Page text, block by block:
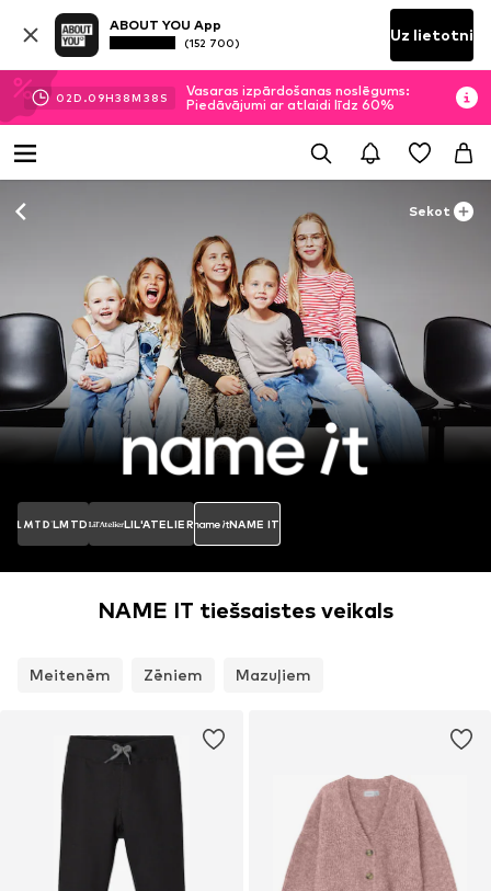
ABOUT YOU App
(152 700) Uz lietotni
02D.09H38M 37 S
Vasaras izpārdošanas noslēgums:
Piedāvājumi ar atlaidi līdz 60%
Sekot
LMTD LIL'ATELIER NAME IT
NAME IT tiešsaistes veikals
Meitenēm Zēniem Mazuļiem